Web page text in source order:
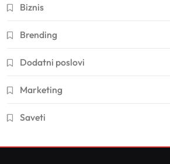
Biznis
Brending
Dodatni poslovi
Marketing
Saveti